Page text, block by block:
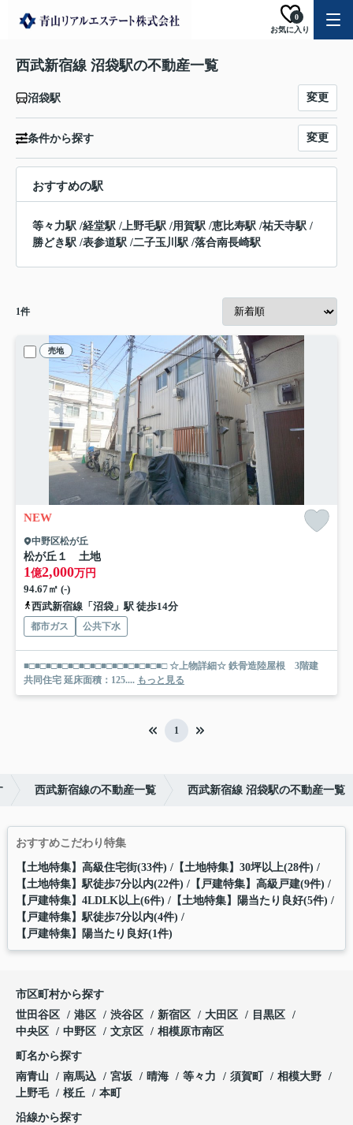
お気に入り
0
西武新宿線 沼袋駅の不動産一覧
沼袋駅 変更
条件から探す 変更
おすすめの駅
等々力駅 /経堂駅 /上野毛駅 /用賀駅 /恵比寿駅 /祐天寺駅 /
勝どき駅 /表参道駅 /二子玉川駅 /落合南長崎駅
1件
売地
NEW
中野区松が丘
松が丘１ 土地
1億2,000万円
94.67㎡ (-)
西武新宿線「沼袋」駅 徒歩14分
都市ガス 公共下水
■□■□■□■□■□■□■□■□■□■□■□■□■□ ☆上物詳細☆ 鉄骨造陸屋根 3階建
共同住宅 延床面積：125.... もっと見る
1
西武新宿線の不動産一覧 西武新宿線 沼袋駅の不動産一覧
おすすめこだわり特集
【土地特集】高級住宅街(33件) 【土地特集】30坪以上(28件)
【土地特集】駅徒歩7分以内(22件) 【戸建特集】高級戸建(9件)
【戸建特集】4LDLK以上(6件) 【土地特集】陽当たり良好(5件)
【戸建特集】駅徒歩7分以内(4件)
【戸建特集】陽当たり良好(1件)
市区町村から探す
世田谷区
港区 渋谷区 新宿区 大田区
目黒区
中央区
中野区 文京区 相模原市南区
町名から探す
南青山
南馬込 宮坂 晴海 等々力 須賀町
相模大野
上野毛
桜丘 本町
沿線から探す